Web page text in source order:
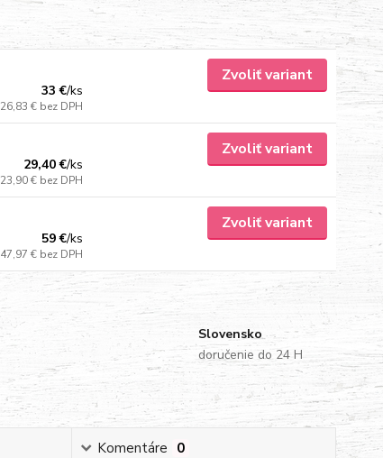
33 €/ks
26,83 € bez DPH
Zvoliť variant
29,40 €/ks
23,90 € bez DPH
Zvoliť variant
59 €/ks
47,97 € bez DPH
Zvoliť variant
Slovensko
doručenie do 24 H
Komentáre 0